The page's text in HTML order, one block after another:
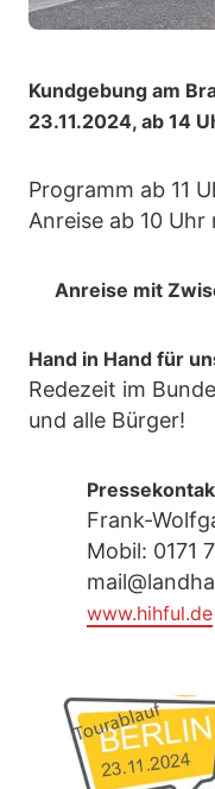
Kundgebung am
23.11.2024, ab 14
Programm ab 11
Anreise ab 10 Uhr
Anreise mit
Hand in Hand für
Redezeit im
und alle Bürger!
Frank-
Mobil: 0171
www.hihful.de